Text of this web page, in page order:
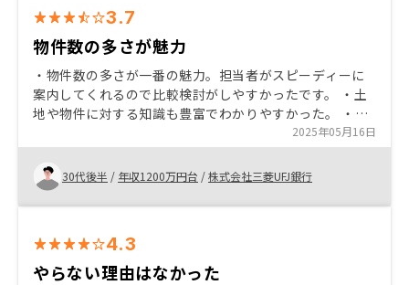
3.7
物件数の多さが魅力
・物件数の多さが一番の魅力。担当者がスピーディーに
案内してくれるので比較検討がしやすかったです。 ・土
地や物件に対する知識も豊富でわかりやすかった。 ・投
資意義（税金対策、保険機能、将来の収入源の確）も高
く、お手軽にできるところも魅力的。
2025年05月16日
30代後半 / 年収1200万円台 /株式会社三菱UFJ銀行
4.3
やらない理由はなかった